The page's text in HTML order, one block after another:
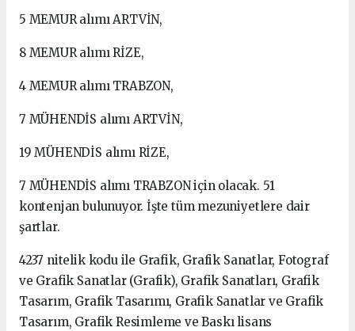
5 MEMUR alımı ARTVİN,
8 MEMUR alımı RİZE,
4 MEMUR alımı TRABZON,
7 MÜHENDİS alımı ARTVİN,
19 MÜHENDİS alımı RİZE,
7 MÜHENDİS alımı TRABZON için olacak. 51
kontenjan bulunuyor. İşte tüm mezuniyetlere dair
şartlar.
4237 nitelik kodu ile Grafik, Grafik Sanatlar, Fotograf
ve Grafik Sanatlar (Grafik), Grafik Sanatları, Grafik
Tasarım, Grafik Tasarımı, Grafik Sanatlar ve Grafik
Tasarım, Grafik Resimleme ve Baskı lisans